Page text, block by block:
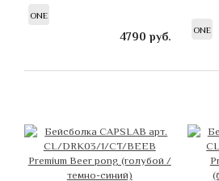
ONE
4790 руб. ONE